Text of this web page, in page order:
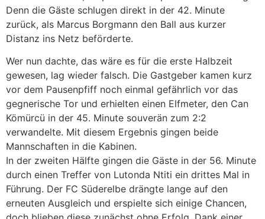
Denn die Gäste schlugen direkt in der 42. Minute
zurück, als Marcus Borgmann den Ball aus kurzer
Distanz ins Netz beförderte.
Wer nun dachte, das wäre es für die erste Halbzeit
gewesen, lag wieder falsch. Die Gastgeber kamen kurz
vor dem Pausenpfiff noch einmal gefährlich vor das
gegnerische Tor und erhielten einen Elfmeter, den Can
Kömürcü in der 45. Minute souverän zum 2:2
verwandelte. Mit diesem Ergebnis gingen beide
Mannschaften in die Kabinen.
In der zweiten Hälfte gingen die Gäste in der 56. Minute
durch einen Treffer von Lutonda Ntiti ein drittes Mal in
Führung. Der FC Süderelbe drängte lange auf den
erneuten Ausgleich und erspielte sich einige Chancen,